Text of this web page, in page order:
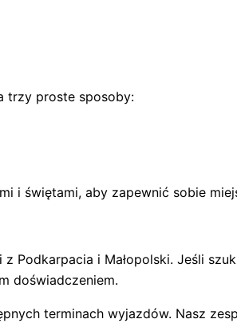
trzy proste sposoby:
i świętami, aby zapewnić sobie
Podkarpacia i Małopolski. Jeśli
doświadczeniem.
terminach wyjazdów. Nasz